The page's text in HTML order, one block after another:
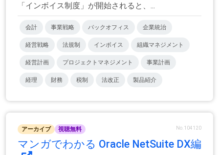
「インボイス制度」が開始されると、...
会計 事業戦略 バックオフィス 企業統治
経営戦略 法規制 インボイス 組織マネジメント
経営計画 プロジェクトマネジメント 事業計画
経理 財務 税制 法改正 製品紹介
アーカイブ 視聴無料 No.104120
マンガでわかる Oracle NetSuite DX編